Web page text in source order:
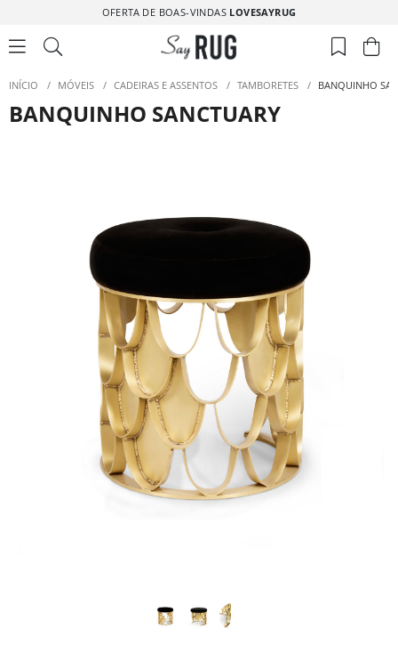
OFERTA DE BOAS-VINDAS LOVESAYRUG
INÍCIO / MÓVEIS / CADEIRAS E ASSENTOS / TAMBORETES / BANQUINHO
BANQUINHO SANCTUARY